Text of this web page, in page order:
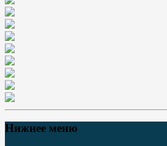
Нижнее меню